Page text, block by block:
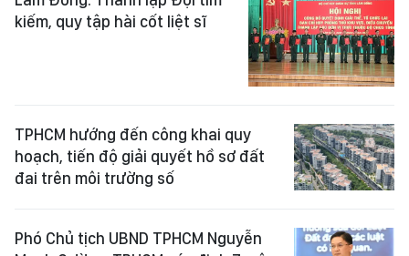
kiếm, quy tập hài cốt liệt sĩ
TPHCM hướng đến công khai quy
hoạch, tiến độ giải quyết hồ sơ đất
đai trên môi trường số
Phó Chủ tịch UBND TPHCM Nguyễn